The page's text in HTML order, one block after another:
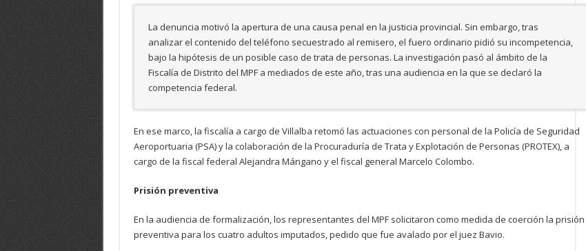
La denuncia motivó la apertura de una causa penal en la justicia provincial. Sin embargo, tras
analizar el contenido del teléfono secuestrado al remisero, el fuero ordinario pidió su incompetencia,
bajo la hipótesis de un posible caso de trata de personas. La investigación pasó al ámbito de la
Fiscalía de Distrito del MPF a mediados de este año, tras una audiencia en la que se declaró la
competencia federal.
En ese marco, la fiscalía a cargo de Villalba retomó las actuaciones con personal de la Policía de Seguridad
Aeroportuaria (PSA) y la colaboración de la Procuraduría de Trata y Explotación de Personas (PROTEX), a
cargo de la fiscal federal Alejandra Mángano y el fiscal general Marcelo Colombo.
Prisión preventiva
En la audiencia de formalización, los representantes del MPF solicitaron como medida de coerción la prisión
preventiva para los cuatro adultos imputados, pedido que fue avalado por el juez Bavio.